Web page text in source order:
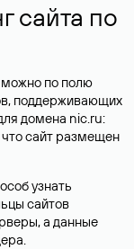
сайта по
можно по полю
поддерживающих
домена nic.ru:
что сайт размещен
узнать
сайтов
а данные